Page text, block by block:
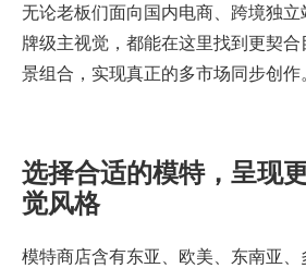
无论老板们面向国内电商、跨境独
牌级主视觉，都能在这里找到更契
景组合，实现真正的多市场同步创作。
选择合适的模特，呈现
觉风格
模特商店含有东亚、欧美、东南亚